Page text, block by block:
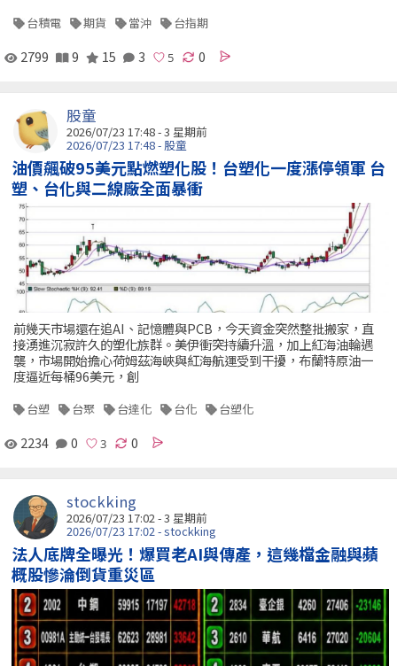
台積電 期貨 當沖 台指期
2799 9 15 3 0
股童
2026/07/23 17:48 - 3 星期前
2026/07/23 17:48 - 股童
油價飆破95美元點燃塑化股！台塑化一度漲停領軍 台
塑、台化與二線廠全面暴衝
前幾天市場還在追AI、記憶體與PCB，今天資金突然整批搬家，直
接湧進沉寂許久的塑化族群。美伊衝突持續升溫，加上紅海油輪遇
襲，市場開始擔心荷姆茲海峽與紅海航運受到干擾，布蘭特原油一
度逼近每桶96美元，創
台塑 台聚 台達化 台化 台塑化
2234 0 0
stockking
2026/07/23 17:02 - 3 星期前
2026/07/23 17:02 - stockking
法人底牌全曝光！爆買老AI與傳產，這幾檔金融與蘋
概股慘淪倒貨重災區